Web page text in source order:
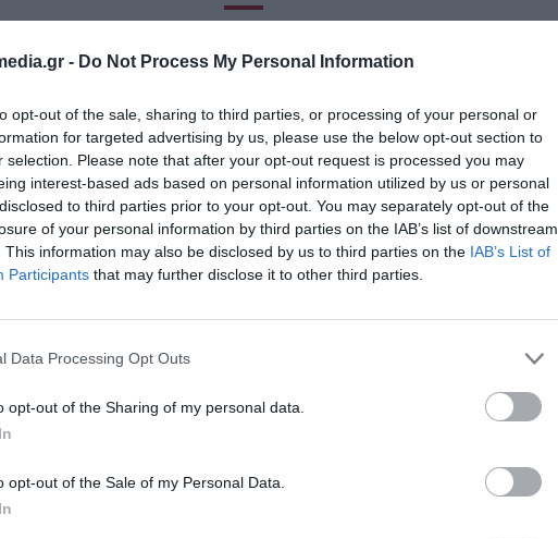
- Do Not Process My Personal Information
opt-out of the sale, sharing to third parties, or processing of your personal or
for targeted advertising by us, please use the below opt-out section to
selection. Please note that after your opt-out request is processed you may
interest-based ads based on personal information utilized by us or personal
to third parties prior to your opt-out. You may separately opt-out of the
of your personal information by third parties on the IAB’s list of downstream
This information may also be disclosed by us to third parties on the IAB’s List of
Participants that may further disclose it to other third parties.
Data Processing Opt Outs
opt-out of the Sharing of my personal data.
opt-out of the Sale of my Personal Data.
IKEDA v3.0